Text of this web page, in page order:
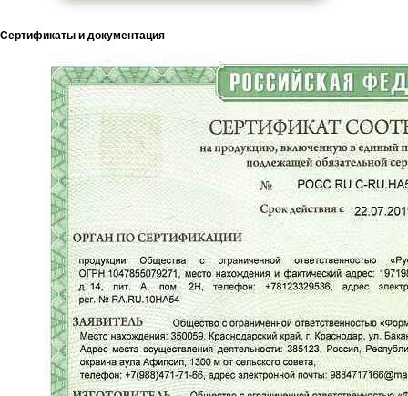
Сертификаты и документация